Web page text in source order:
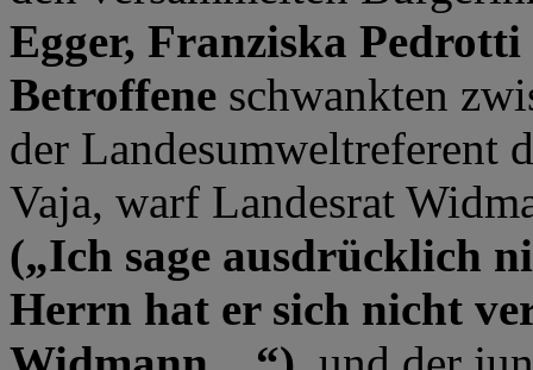
Egger, Franziska
Betroffene schwankten
der Landesumweltreferent
Vaja, warf Landesrat
(„Ich sage ausdrücklich
Herrn hat er sich nicht